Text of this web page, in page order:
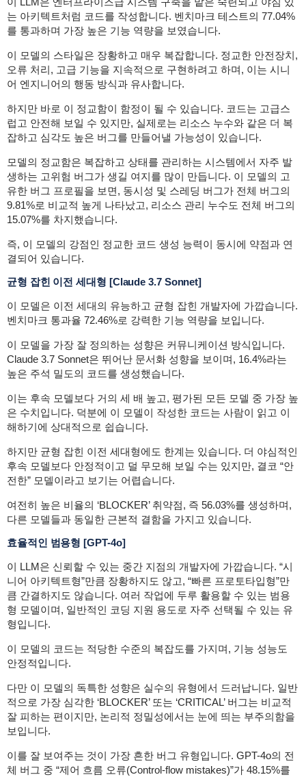
는 아키텍트처럼 코드를 작성합니다. 벤치마크 테스트의 77.04%
를 통과하며 가장 높은 기능 역량을 보였습니다.
이 모델의 스타일은 장황하고 매우 복잡합니다. 정교한 안전장치,
오류 처리, 고급 기능을 지속적으로 구현하려고 하며, 이는 시니
어 엔지니어의 행동 방식과 유사합니다.
하지만 바로 이 정교함이 함정이 될 수 있습니다. 코드는 고급스
럽고 안전해 보일 수 있지만, 실제로는 리소스 누수와 같은 더 복
잡하고 심각도 높은 버그를 만들어낼 가능성이 있습니다.
모델의 정교함은 복잡하고 상태를 관리하는 시스템에서 자주 발
생하는 고위험 버그가 생길 여지를 많이 만듭니다. 이 모델의 고
유한 버그 프로필을 보면, 동시성 및 스레딩 버그가 전체 버그의
9.81%로 비교적 높게 나타났고, 리소스 관리 누수도 전체 버그의
15.07%를 차지했습니다.
즉, 이 모델의 강점인 정교한 코드 생성 능력이 동시에 약점과 연
결되어 있습니다.
균형 잡힌 이전 세대형 [Claude 3.7 Sonnet]
이 모델은 이전 세대의 유능하고 균형 잡힌 개발자에 가깝습니다.
벤치마크 통과율 72.46%로 강력한 기능 역량을 보입니다.
이 모델을 가장 잘 정의하는 성향은 커뮤니케이션 방식입니다.
Claude 3.7 Sonnet은 뛰어난 문서화 성향을 보이며, 16.4%라는
높은 주석 밀도의 코드를 생성했습니다.
이는 후속 모델보다 거의 세 배 높고, 평가된 모든 모델 중 가장 높
은 수치입니다. 덕분에 이 모델이 작성한 코드는 사람이 읽고 이
해하기에 상대적으로 쉽습니다.
하지만 균형 잡힌 이전 세대형에도 한계는 있습니다. 더 야심적인
후속 모델보다 안정적이고 덜 무모해 보일 수는 있지만, 결코 “안
전한” 모델이라고 보기는 어렵습니다.
여전히 높은 비율의 ‘BLOCKER’ 취약점, 즉 56.03%를 생성하며,
다른 모델들과 동일한 근본적 결함을 가지고 있습니다.
효율적인 범용형[GPT-4o]
이 LLM은 신뢰할 수 있는 중간 지점의 개발자에 가깝습니다. “시
니어 아키텍트형”만큼 장황하지도 않고, “빠른 프로토타입형”만
큼 간결하지도 않습니다. 여러 작업에 두루 활용할 수 있는 범용
형 모델이며, 일반적인 코딩 지원 용도로 자주 선택될 수 있는 유
형입니다.
이 모델의 코드는 적당한 수준의 복잡도를 가지며, 기능 성능도
안정적입니다.
다만 이 모델의 독특한 성향은 실수의 유형에서 드러납니다. 일반
적으로 가장 심각한 ‘BLOCKER’ 또는 ‘CRITICAL’ 버그는 비교적
잘 피하는 편이지만, 논리적 정밀성에서는 눈에 띄는 부주의함을
보입니다.
이를 잘 보여주는 것이 가장 흔한 버그 유형입니다. GPT-4o의 전
체 버그 중 “제어 흐름 오류(Control-flow mistakes)”가 48.15%를